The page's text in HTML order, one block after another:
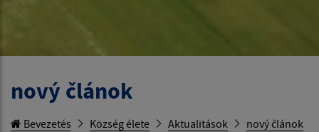
nový článok
Bevezetés Község élete Aktualitások nový článok